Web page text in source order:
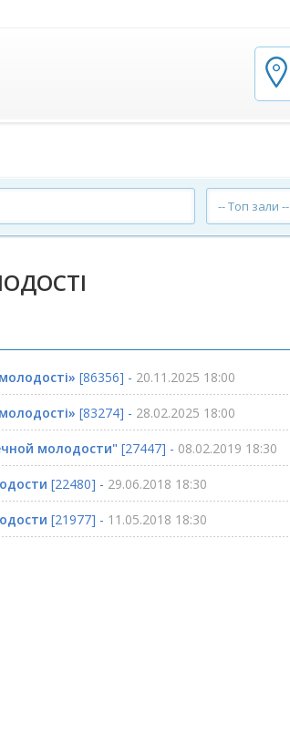
-- Топ зали --
[86356] - 20.11.2025 18:00
[83274] - 28.02.2025 18:00
молодости" [27447] - 08.02.2019 18:30
[22480] - 29.06.2018 18:30
[21977] - 11.05.2018 18:30